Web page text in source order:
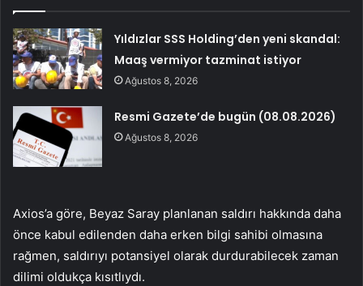
Yıldızlar SSS Holding’den yeni skandal:
Maaş vermiyor tazminat istiyor
Ağustos 8, 2026
Resmi Gazete’de bugün (08.08.2026)
Ağustos 8, 2026
Axios’a göre, Beyaz Saray planlanan saldırı hakkında daha
önce kabul edilenden daha erken bilgi sahibi olmasına
rağmen, saldırıyı potansiyel olarak durdurabilecek zaman
dilimi oldukça kısıtlıydı.